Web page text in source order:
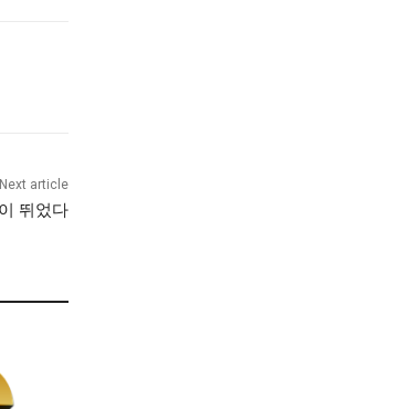
Next article
뛰었다